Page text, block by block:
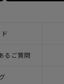
るご質問